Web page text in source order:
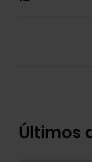
Últimos